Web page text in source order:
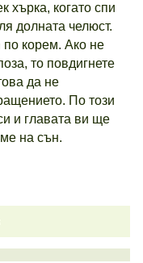
хърка, когато спи
долната челюст.
по корем. Ако не
то повдигнете
да не
По този
и главата ви ще
на сън.